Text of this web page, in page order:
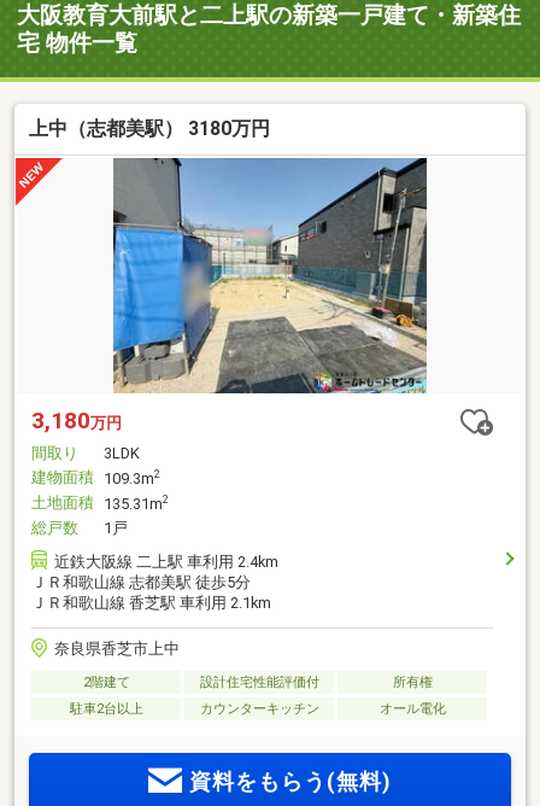
大阪教育大前駅と二上駅の新築一戸建て・新築住
宅 物件一覧
上中（志都美駅） 3180万円
3,180万円
間取り
3LDK
建物面積 109.3m2
土地面積 135.31m2
総戸数
1戸
近鉄大阪線 二上駅 車利用 2.4km
ＪＲ和歌山線 志都美駅 徒歩5分
ＪＲ和歌山線 香芝駅 車利用 2.1km
奈良県香芝市上中
2階建て 設計住宅性能評価付
所有権
駐車2台以上
カウンターキッチン オール電化
資料をもらう(無料)